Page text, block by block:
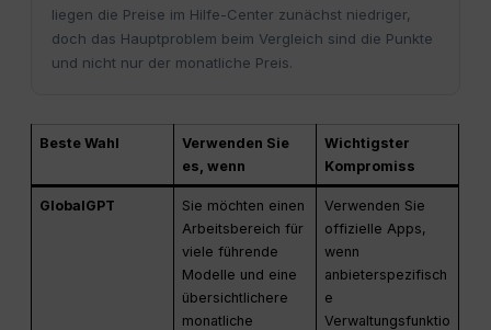
liegen die Preise im Hilfe-Center zunächst niedriger,
doch das Hauptproblem beim Vergleich sind die Punkte
und nicht nur der monatliche Preis.
Beste Wahl
Verwenden Sie
es, wenn
Wichtigster
Kompromiss
GlobalGPT
Sie möchten einen
Arbeitsbereich für
viele führende
Modelle und eine
übersichtlichere
monatliche
Verwenden Sie
offizielle Apps,
wenn
anbieterspezifisch
e
Verwaltungsfunktio